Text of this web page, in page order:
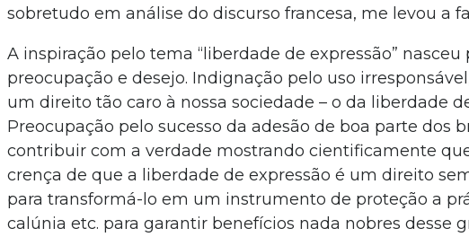
sobretudo em análise do discurso francesa, me levou a
A inspiração pelo tema “liberdade de expressão”
preocupação e desejo. Indignação pelo uso
um direito tão caro à nossa sociedade – o da liberdade
Preocupação pelo sucesso da adesão de boa parte dos
contribuir com a verdade mostrando cientificamente
crença de que a liberdade de expressão é um direito
para transformá-lo em um instrumento de proteção a
calúnia etc. para garantir benefícios nada nobres desse